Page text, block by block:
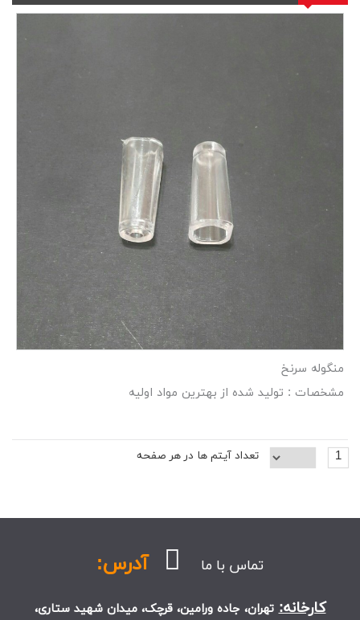
منگوله سرنخ
مشخصات : تولید شده از بهترین مواد اولیه
1 تعداد آیتم ها در هر صفحه
تماس با ما آدرس:
کارخانه: تهران، جاده ورامین، قرچک، میدان شهید ستاری،